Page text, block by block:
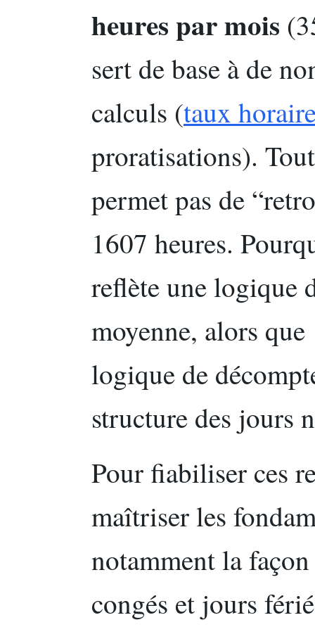
heures par mois
sert de base à de
calculs (taux
proratisations).
permet pas de
1607 heures.
reflète une logique
moyenne, alors
logique de
structure des jours
Pour fiabiliser ces
maîtriser les
notamment la
congés et jours